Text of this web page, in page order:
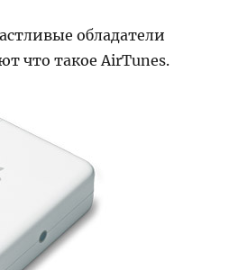
обладатели
что такое AirTunes.